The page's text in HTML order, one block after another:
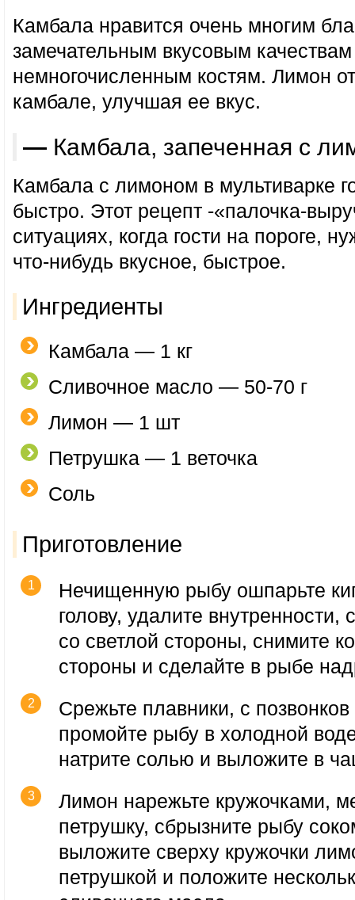
Камбала нравится очень многим
замечательным вкусовым
немногочисленным костям. Лимон
камбале, улучшая ее вкус.
— Камбала, запеченная с
Камбала с лимоном в мультиварке
быстро. Этот рецепт -«палочка-
ситуациях, когда гости на пороге,
что-нибудь вкусное, быстрое.
Ингредиенты
Камбала — 1 кг
Сливочное масло — 50-70 г
Лимон — 1 шт
Петрушка — 1 веточка
Соль
Приготовление
Нечищенную рыбу ошпарьте
голову, удалите
со светлой стороны, снимите
стороны и сделайте в рыбе
Срежьте плавники, с позвонков
промойте рыбу в холодной
натрите солью и выложите в
Лимон нарежьте кружочками,
петрушку, сбрызните рыбу
выложите сверху кружочки
петрушкой и положите